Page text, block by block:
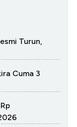
Turun,
Cuma 3